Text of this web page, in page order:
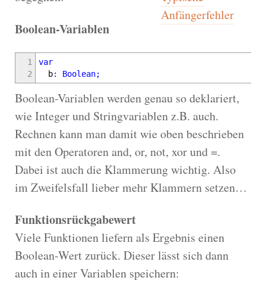
Anfängerfehler
Boolean-Variablen
1
2
var
b: Boolean;
Boolean-Variablen werden genau so deklariert,
wie Integer und Stringvariablen z.B. auch.
Rechnen kann man damit wie oben beschrieben
mit den Operatoren and, or, not, xor und =.
Dabei ist auch die Klammerung wichtig. Also
im Zweifelsfall lieber mehr Klammern setzen…
Funktionsrückgabewert
Viele Funktionen liefern als Ergebnis einen
Boolean-Wert zurück. Dieser lässt sich dann
auch in einer Variablen speichern: